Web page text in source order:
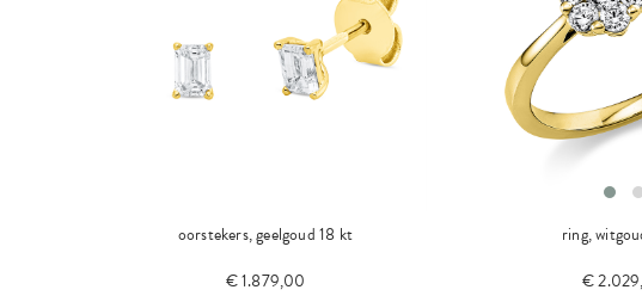
oorstekers, geelgoud 18 kt
€ 1.879,00
ring,
€